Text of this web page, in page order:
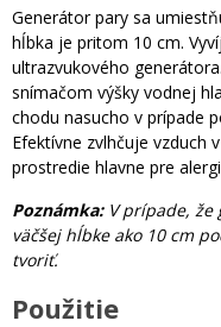
Generátor pary sa
hĺbka je pritom 10 cm.
ultrazvukového
snímačom výšky vodnej
chodu nasucho v prípade
Efektívne zvlhčuje vzduch
prostredie hlavne pre
Poznámka:V prípade, že
väčšej hĺbke ako 10 cm
tvoriť.
Použitie